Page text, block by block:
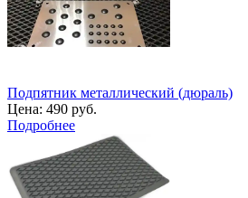
Подпятник металлический (дюраль)
Цена: 490 руб.
Подробнее